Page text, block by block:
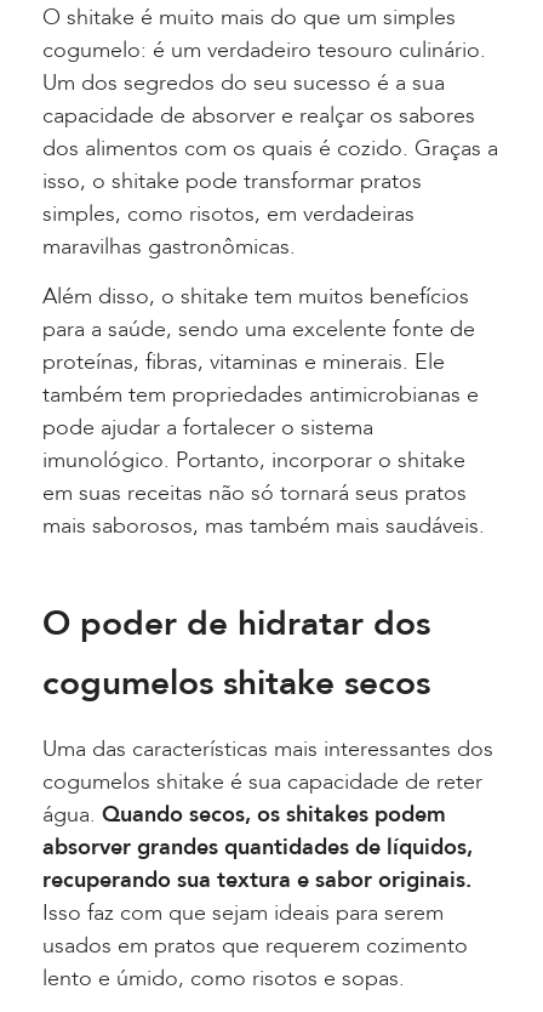
O shitake é muito mais do que um simples
cogumelo: é um verdadeiro tesouro culinário.
Um dos segredos do seu sucesso é a sua
capacidade de absorver e realçar os sabores
dos alimentos com os quais é cozido. Graças a
isso, o shitake pode transformar pratos
simples, como risotos, em verdadeiras
maravilhas gastronômicas.
Além disso, o shitake tem muitos benefícios
para a saúde, sendo uma excelente fonte de
proteínas, fibras, vitaminas e minerais. Ele
também tem propriedades antimicrobianas e
pode ajudar a fortalecer o sistema
imunológico. Portanto, incorporar o shitake
em suas receitas não só tornará seus pratos
mais saborosos, mas também mais saudáveis.
O poder de hidratar dos
cogumelos shitake secos
Uma das características mais interessantes dos
cogumelos shitake é sua capacidade de reter
água. Quando secos, os shitakes podem
absorver grandes quantidades de líquidos,
recuperando sua textura e sabor originais.
Isso faz com que sejam ideais para serem
usados em pratos que requerem cozimento
lento e úmido, como risotos e sopas.